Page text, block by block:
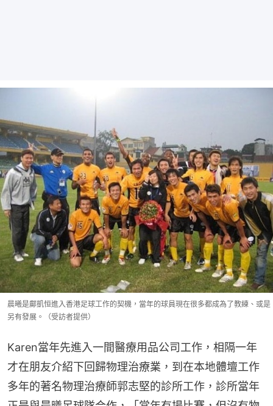
晨曦是鄺凱恒進入香港足球工作的契機，當年的球員現在很多都成為了教練、或是
另有發展。（受訪者提供）
Karen當年先進入一間醫療用品公司工作，相隔一年
才在朋友介紹下回歸物理治療業，到在本地體壇工作
多年的著名物理治療師郭志堅的診所工作，診所當年